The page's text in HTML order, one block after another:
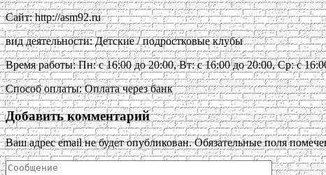
Сайт: http://asm92.ru
вид деятельности: Детские / подростковые клубы
Время работы: Пн: с 16:00 до 20:00, Вт: с 16:00 до 20:00, Ср: с
Способ оплаты: Оплата через банк
Добавить комментарий
Ваш адрес email не будет опубликован. Обязательные поля